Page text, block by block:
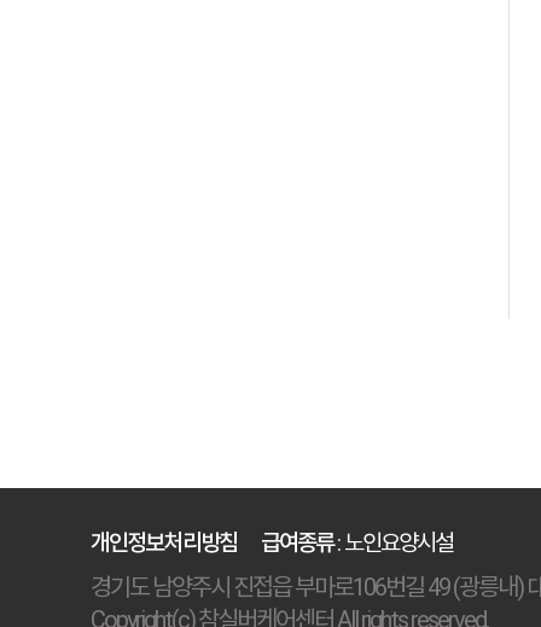
개인정보처리방침 급여종류: 노인요양시설
경기도 남양주시 진접읍 부마로106번길 49 (광릉내)
Copyright(c) 참실버케어센터 All rights reserved.